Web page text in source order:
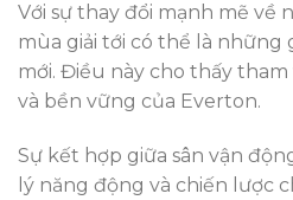
Với sự thay đổi mạnh mẽ về
mùa giải tới có thể là những
mới. Điều này cho thấy
và bền vững của Everton.
Sự kết hợp giữa sân vận
lý năng động và chiến lược